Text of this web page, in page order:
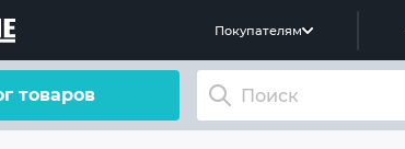
Покупателям
товаров